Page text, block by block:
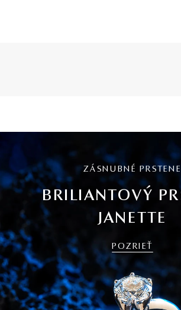
ZÁSNUBNÉ PRSTENE
BRILIANTOVÝ
JANETTE
POZRIEŤ